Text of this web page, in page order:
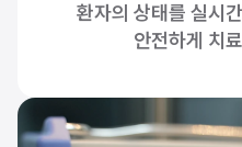
환자의 상태를 실시
안전하게 치